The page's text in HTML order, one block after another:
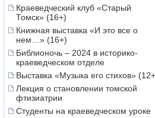
Краеведческий клуб «Старый
Томск» (16+)
Книжная выставка «И это все о
нем…» (16+)
Библионочь – 2024 в историко-
краеведческом отделе
Выставка «Музыка его стихов»
Лекция о становлении томской
фтизиатрии
Студенты на краеведческом уроке